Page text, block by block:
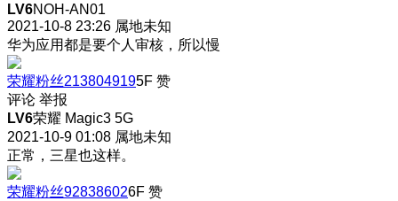
LV6NOH-AN01
2021-10-8 23:26 属地未知
华为应用都是要个人审核，所以慢
荣耀粉丝2138049195F 赞
评论 举报
LV6荣耀 Magic3 5G
2021-10-9 01:08 属地未知
正常，三星也这样。
荣耀粉丝928386026F 赞